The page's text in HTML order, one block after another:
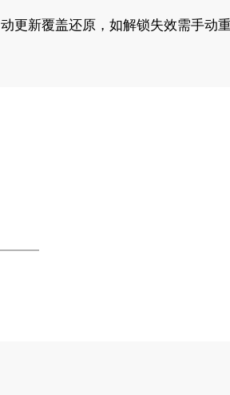
更新覆盖还原，如解锁失效需手动